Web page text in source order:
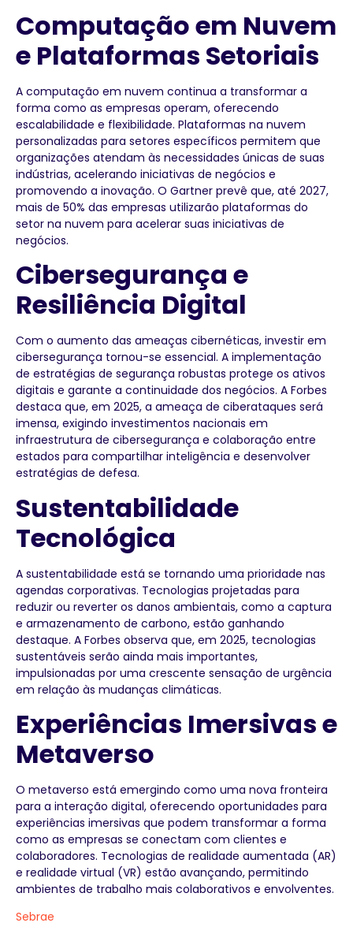
Computação em Nuvem
e Plataformas Setoriais
A computação em nuvem continua a transformar a
forma como as empresas operam, oferecendo
escalabilidade e flexibilidade. Plataformas na nuvem
personalizadas para setores específicos permitem que
organizações atendam às necessidades únicas de suas
indústrias, acelerando iniciativas de negócios e
promovendo a inovação. O Gartner prevê que, até 2027,
mais de 50% das empresas utilizarão plataformas do
setor na nuvem para acelerar suas iniciativas de
negócios.
Cibersegurança e
Resiliência Digital
Com o aumento das ameaças cibernéticas, investir em
cibersegurança tornou-se essencial. A implementação
de estratégias de segurança robustas protege os ativos
digitais e garante a continuidade dos negócios. A Forbes
destaca que, em 2025, a ameaça de ciberataques será
imensa, exigindo investimentos nacionais em
infraestrutura de cibersegurança e colaboração entre
estados para compartilhar inteligência e desenvolver
estratégias de defesa.
Sustentabilidade
Tecnológica
A sustentabilidade está se tornando uma prioridade nas
agendas corporativas. Tecnologias projetadas para
reduzir ou reverter os danos ambientais, como a captura
e armazenamento de carbono, estão ganhando
destaque. A Forbes observa que, em 2025, tecnologias
sustentáveis serão ainda mais importantes,
impulsionadas por uma crescente sensação de urgência
em relação às mudanças climáticas.
Experiências Imersivas e
Metaverso
O metaverso está emergindo como uma nova fronteira
para a interação digital, oferecendo oportunidades para
experiências imersivas que podem transformar a forma
como as empresas se conectam com clientes e
colaboradores. Tecnologias de realidade aumentada (AR)
e realidade virtual (VR) estão avançando, permitindo
ambientes de trabalho mais colaborativos e envolventes.
Sebrae